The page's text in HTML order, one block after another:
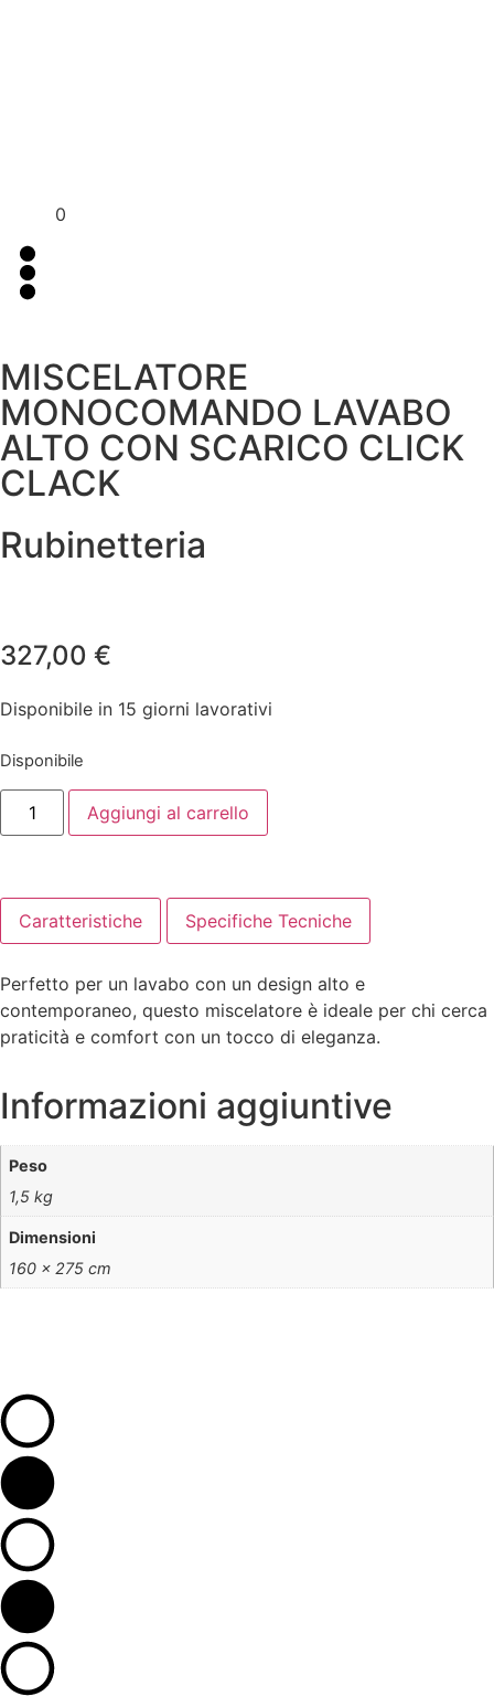
0
MISCELATORE
MONOCOMANDO LAVABO
ALTO CON SCARICO CLICK
CLACK
Rubinetteria
327,00 €
Disponibile in 15 giorni lavorativi
Disponibile
Aggiungi al carrello
Caratteristiche Specifiche Tecniche
Perfetto per un lavabo con un design alto e
contemporaneo, questo miscelatore è ideale per chi cerca
praticità e comfort con un tocco di eleganza.
Informazioni aggiuntive
Peso
1,5 kg
Dimensioni
160 × 275 cm